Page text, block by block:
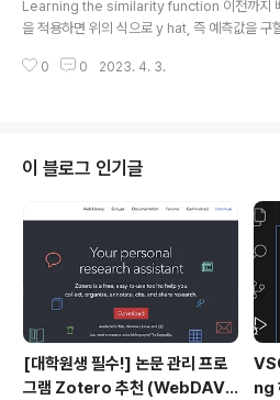
이해할 수 있겠습니다. Visualizing deep
Learning the similarity function 이전까지
을 적용하면 위의 식으로 y hat, 즉 예측값을 구
한 것이 loss function이 되었습니다. 우리는 그
output의 차 대신 카이제곱 분포를 사용할 수도
니다. 결국 output의 차에 weight를 곱하고
것을 sigmoid 함수의 input으로 사용하게 되
의 y hat을 얻을 수 있게 됩니다. 만약 ..
0 0 2023. 4. 3.
이 블로그 인기글
[대학원생 필수!] 논문 관리 프로
그램 Zotero 추천 (WebDAV
ng